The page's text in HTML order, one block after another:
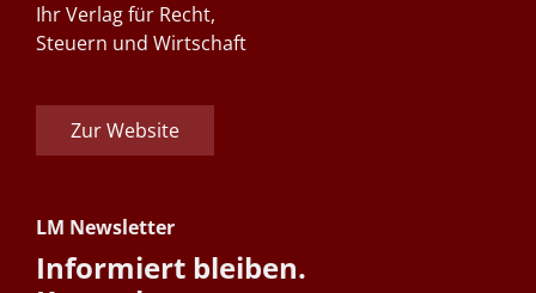
Ihr Verlag für Recht,
Steuern und Wirtschaft
Zur Website
LM Newsletter
Informiert bleiben.